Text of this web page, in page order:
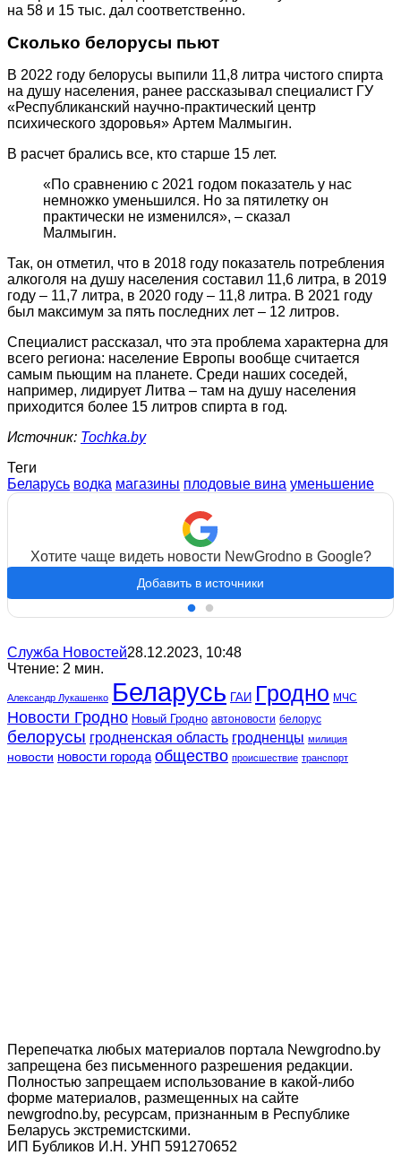
на 58 и 15 тыс. дал соответственно.
Сколько белорусы пьют
В 2022 году белорусы выпили 11,8 литра чистого спирта
на душу населения, ранее рассказывал специалист ГУ
«Республиканский научно-практический центр
психического здоровья» Артем Малмыгин.
В расчет брались все, кто старше 15 лет.
«По сравнению с 2021 годом показатель у нас
немножко уменьшился. Но за пятилетку он
практически не изменился», – сказал
Малмыгин.
Так, он отметил, что в 2018 году показатель потребления
алкоголя на душу населения составил 11,6 литра, в 2019
году – 11,7 литра, в 2020 году – 11,8 литра. В 2021 году
был максимум за пять последних лет – 12 литров.
Специалист рассказал, что эта проблема характерна для
всего региона: население Европы вообще считается
самым пьющим на планете. Среди наших соседей,
например, лидирует Литва – там на душу населения
приходится более 15 литров спирта в год.
Источник: Tochka.by
Теги
Беларусь водка магазины плодовые вина уменьшение
Хотите чаще видеть новости NewGrodno в Google?
Добавить в источники
Служба Новостей28.12.2023, 10:48
Чтение: 2 мин.
Александр Лукашенко Беларусь ГАИ Гродно МЧС
Новости Гродно Новый Гродно автоновости белорус
белорусы гродненская область гродненцы милиция
новости новости города общество происшествие транспорт
Перепечатка любых материалов портала Newgrodno.by
запрещена без письменного разрешения редакции.
Полностью запрещаем использование в какой-либо
форме материалов, размещенных на сайте
newgrodno.by, ресурсам, признанным в Республике
Беларусь экстремистскими.
ИП Бубликов И.Н. УНП 591270652